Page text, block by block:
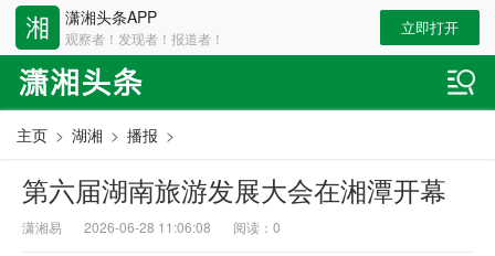
潇湘头条APP
观察者！发现者！报道者！
立即打开
主页 > 湖湘 > 播报 >
第六届湖南旅游发展大会在湘潭开幕
潇湘易 2026-06-28 11:06:08 阅读： 0